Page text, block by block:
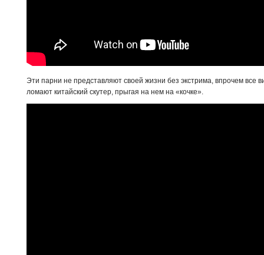
Эти парни не представляют своей жизни без экстрима, впрочем все
ломают китайский скутер, прыгая на нем на «кочке».